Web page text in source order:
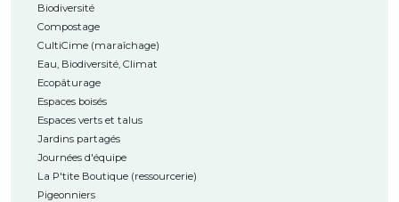
Biodiversité
Compostage
CultiCime (maraîchage)
Eau, Biodiversité, Climat
Ecopâturage
Espaces boisés
Espaces verts et talus
Jardins partagés
Journées d'équipe
La P'tite Boutique (ressourcerie)
Pigeonniers